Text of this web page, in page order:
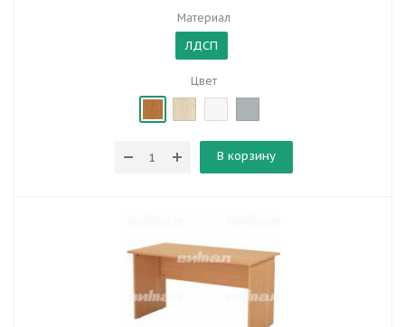
Материал
ЛДСП
Цвет
В корзину